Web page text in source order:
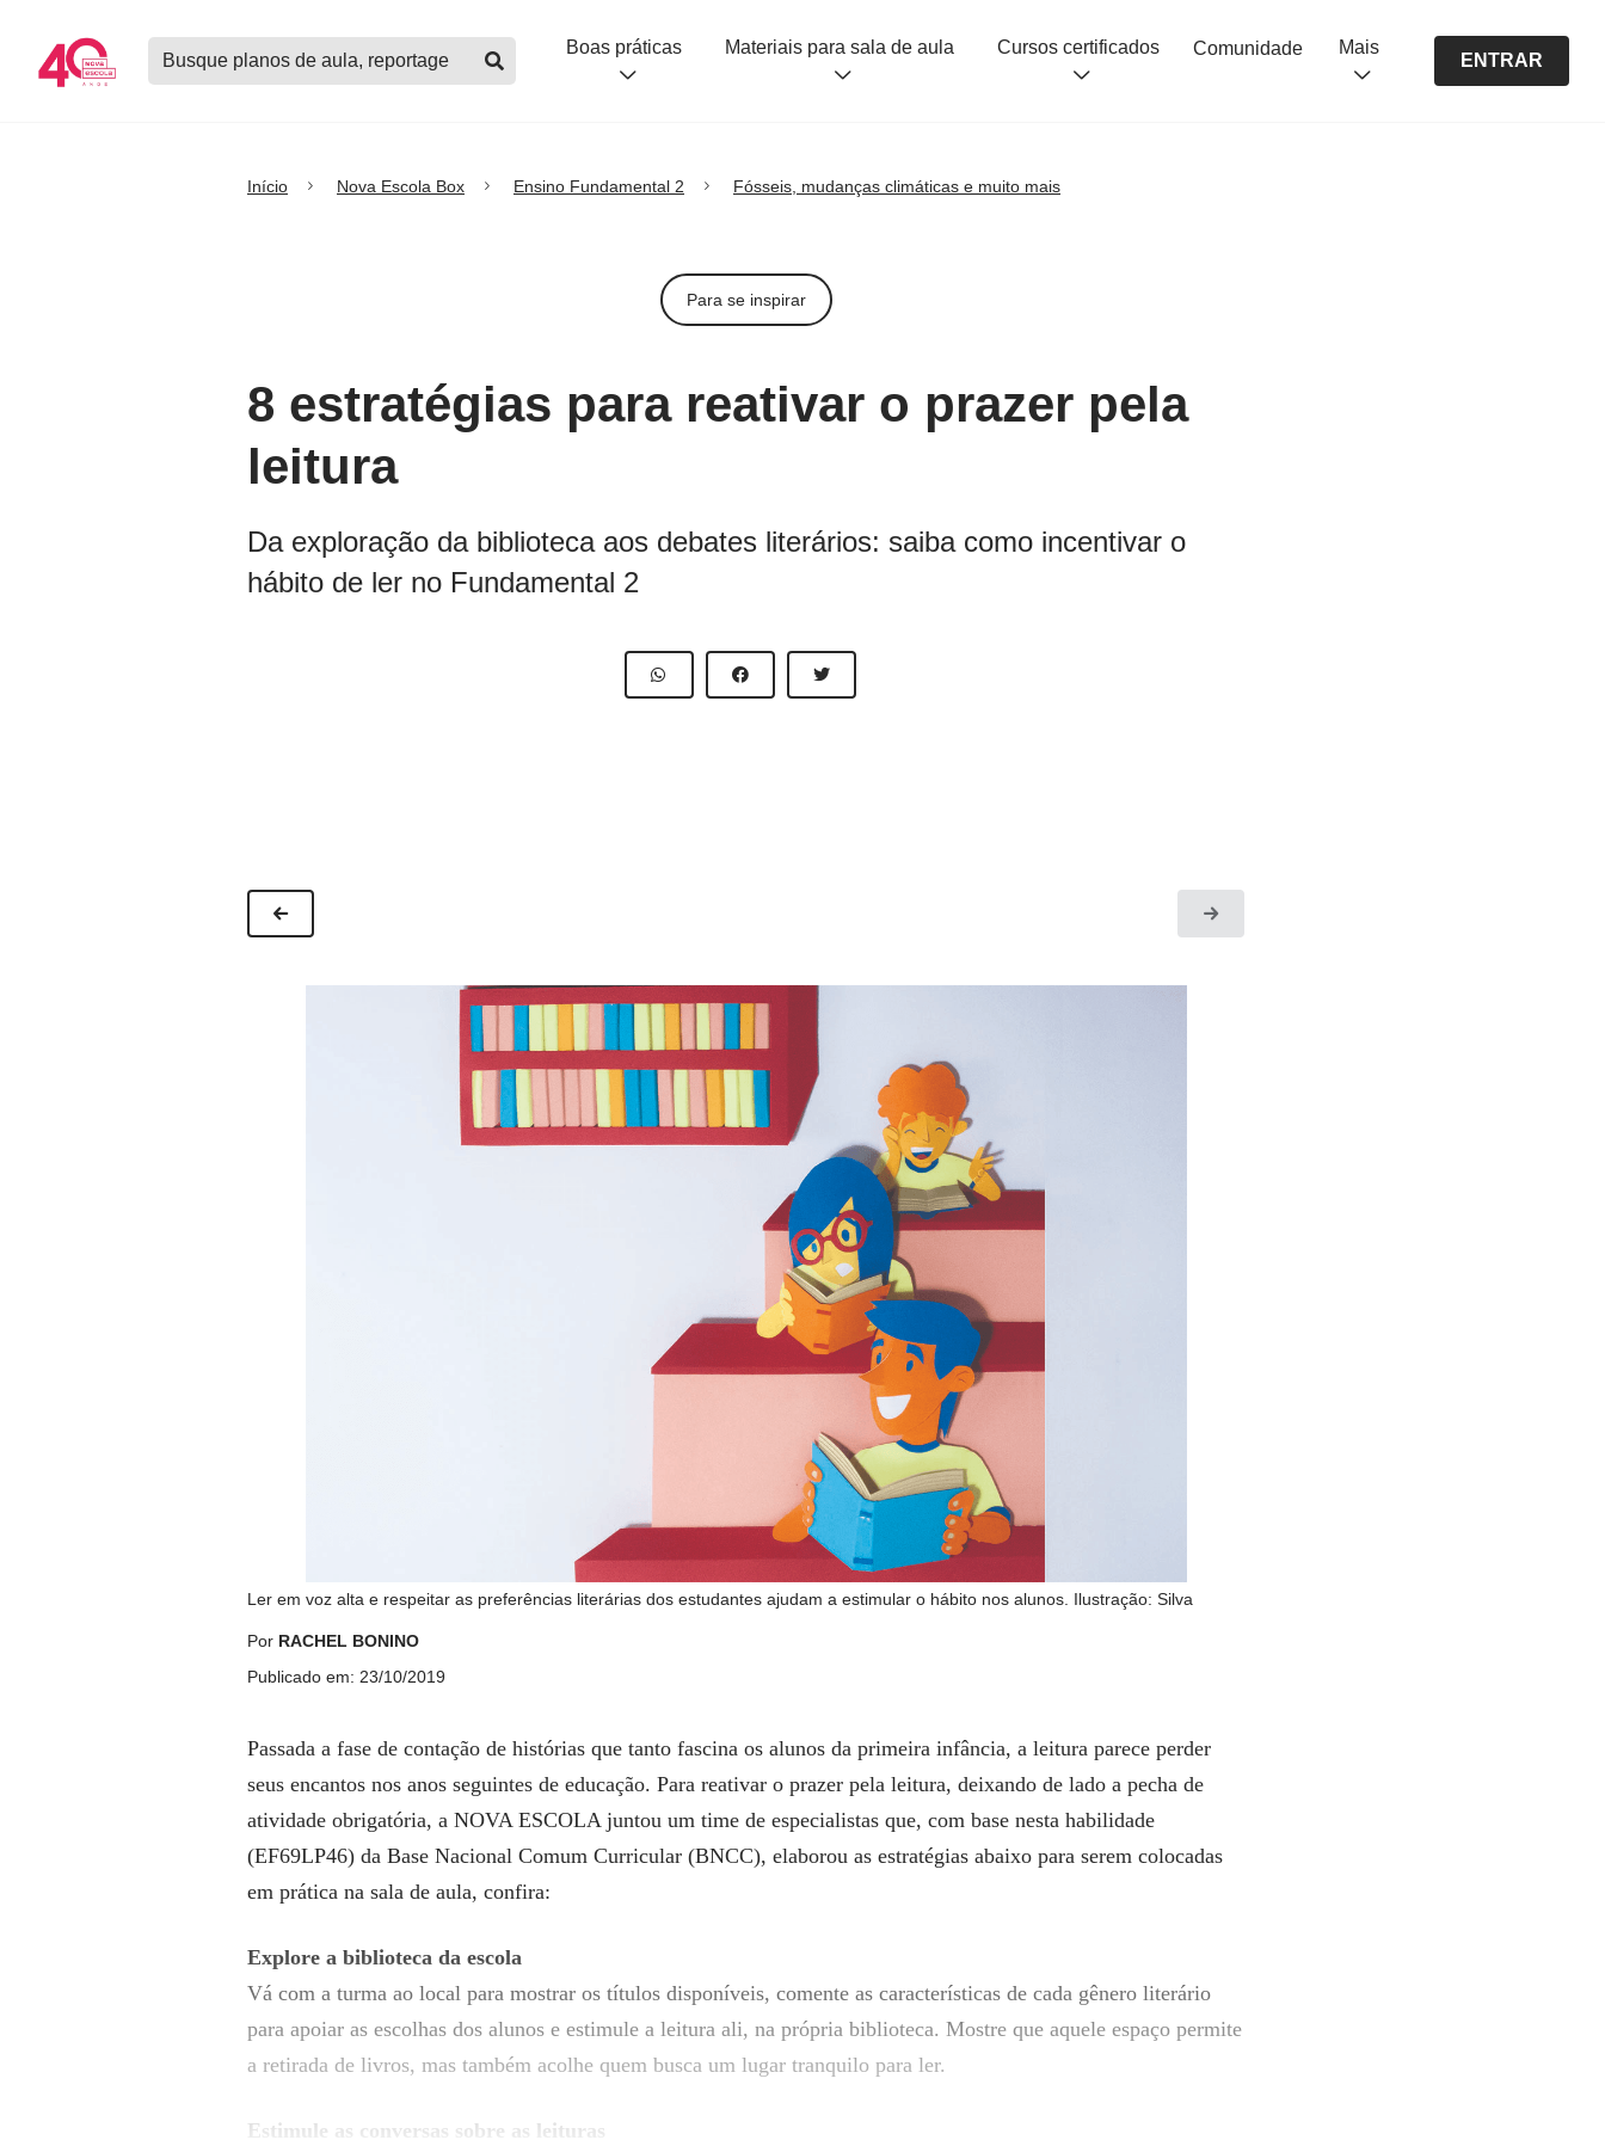
Buscar
planos
Boas práticas Materiais para sala de aula Cursos certificados Comunidade Mais
ENTRAR
Início Nova Escola Box Ensino Fundamental 2 Fósseis, mudanças climáticas e muito mais
Para se inspirar
8 estratégias para reativar o prazer pela
leitura
Da exploração da biblioteca aos debates literários: saiba como incentivar o
hábito de ler no Fundamental 2
Ler em voz alta e respeitar as preferências literárias dos estudantes ajudam a estimular o hábito nos alunos. Ilustração: Silva
Por RACHEL BONINO
Publicado em: 23/10/2019
Passada a fase de contação de histórias que tanto fascina os alunos da primeira infância, a leitura parece perder
seus encantos nos anos seguintes de educação. Para reativar o prazer pela leitura, deixando de lado a pecha de
atividade obrigatória, a NOVA ESCOLA juntou um time de especialistas que, com base nesta habilidade
(EF69LP46) da Base Nacional Comum Curricular (BNCC), elaborou as estratégias abaixo para serem colocadas
em prática na sala de aula, confira:
Explore a biblioteca da escola
Vá com a turma ao local para mostrar os títulos disponíveis, comente as características de cada gênero literário
para apoiar as escolhas dos alunos e estimule a leitura ali, na própria biblioteca. Mostre que aquele espaço permite
a retirada de livros, mas também acolhe quem busca um lugar tranquilo para ler.
Estimule as conversas sobre as leituras